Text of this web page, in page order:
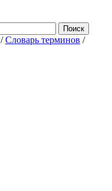
/Словарь терминов /